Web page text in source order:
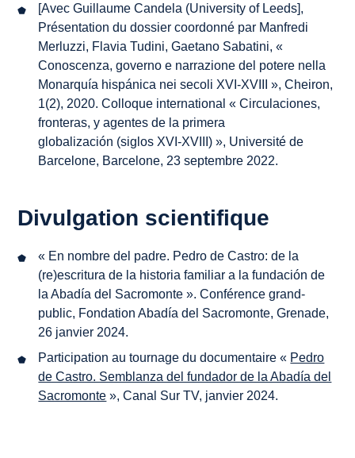
[Avec Guillaume Candela (University of Leeds],
Présentation du dossier coordonné par Manfredi
Merluzzi, Flavia Tudini, Gaetano Sabatini, «
Conoscenza, governo e narrazione del potere nella
Monarquía hispánica nei secoli XVI-XVIII »,Cheiron,
1(2), 2020. Colloque international «Circulaciones,
fronteras, y agentes de la primera
globalización (siglos XVI-XVIII) », Université de
Barcelone, Barcelone, 23 septembre 2022.
Divulgation scientifique
« En nombre del padre. Pedro de Castro: de la
(re)escritura de la historia familiar a la fundación de
la Abadía del Sacromonte ». Conférence grand-
public, Fondation Abadía del Sacromonte, Grenade,
26 janvier 2024.
Participation au tournage du documentaire « Pedro
de Castro. Semblanza del fundador de la Abadía del
Sacromonte », Canal Sur TV, janvier 2024.